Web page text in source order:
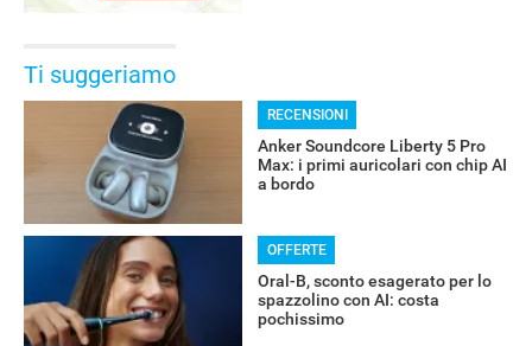
Ti suggeriamo
RECENSIONI
Anker Soundcore Liberty 5 Pro
Max: i primi auricolari con chip AI
a bordo
OFFERTE
Oral-B, sconto esagerato per lo
spazzolino con AI: costa
pochissimo